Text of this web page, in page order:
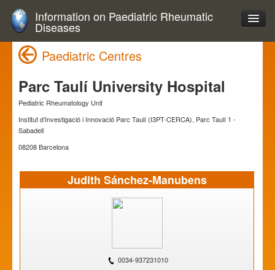
Information on Paediatric Rheumatic
Diseases
Paediatric Centres
Parc Taulí University Hospital
Pediatric Rheumatology Unit
Institut d’Investigació i Innovació Parc Taulí (I3PT-CERCA), Parc Taulí 1 -
Sabadell
08208 Barcelona
Judith Sánchez-Manubens
0034-937231010